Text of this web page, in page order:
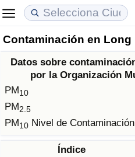
Contaminación en Long
Datos sobre
por la Organización
PM10
PM2.5
PM10 Nivel de
Índice
Coste de vida
Índice de Costo de Vida
Índice de Costo de Vida
Precios de las propiedades
Índice de Precios de
Índice de Precios de
Índice de Precios de
Calidad de Vida
Índice de Calidad de Vida
Índice de Calidad de Vida